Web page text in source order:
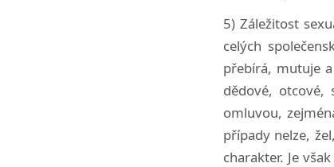
5) Záležitost
celých
přebírá, mutuje
dědové,
omluvou,
případy nelze,
charakter. Je